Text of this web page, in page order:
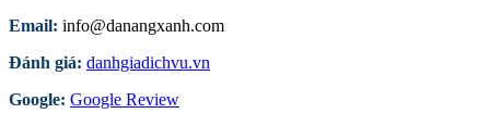
Email: info@danangxanh.com
Đánh giá: danhgiadichvu.vn
Google: Google Review